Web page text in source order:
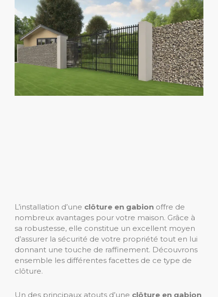
L’installation d’une clôture en gabion offre de
nombreux avantages pour votre maison. Grâce à
sa robustesse, elle constitue un excellent moyen
d’assurer la sécurité de votre propriété tout en lui
donnant une touche de raffinement. Découvrons
ensemble les différentes facettes de ce type de
clôture.
Un des principaux atouts d’une clôture en gabion